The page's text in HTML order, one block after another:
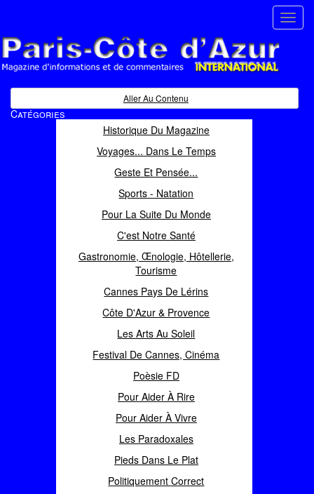
Magazine d'informations et de commentaires
Aller Au Contenu
Catégories
Historique Du Magazine
Voyages... Dans Le Temps
Geste Et Pensée...
Sports - Natation
Pour La Suite Du Monde
C'est Notre Santé
Gastronomie, Œnologie, Hôtellerie,
Tourisme
Cannes Pays De Lérins
Côte D'Azur & Provence
Les Arts Au Soleil
Festival De Cannes, Cinéma
Poèsie FD
Pour Aider À Rire
Pour Aider À Vivre
Les Paradoxales
Pieds Dans Le Plat
Politiquement Correct